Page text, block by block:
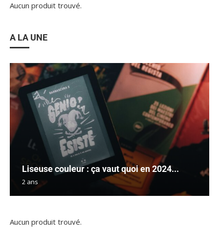
Aucun produit trouvé.
A LA UNE
Liseuse couleur : ça vaut quoi en 2024...
2 ans
Aucun produit trouvé.